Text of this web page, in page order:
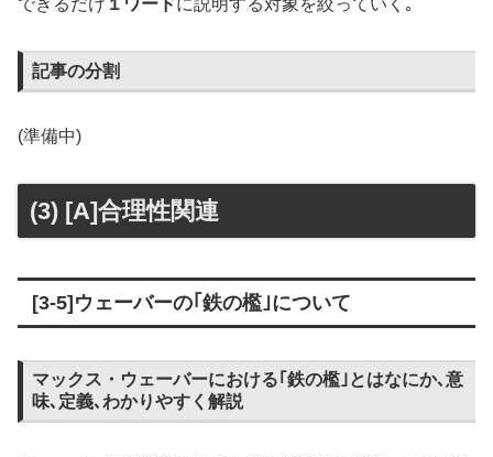
記事の分割
(準備中)
(3) [A]合理性関連
[3-5]ウェーバーの｢鉄の檻｣について
マックス・ウェーバーにおける｢鉄の檻｣とはなにか､意
味､定義､わかりやすく解説